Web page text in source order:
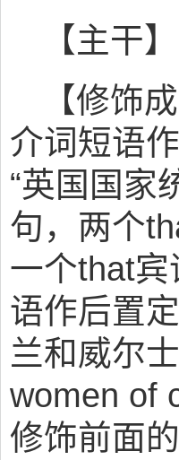
【主干
【修饰
介词短语
“英国国家
句，两个
一个that
语作后置
兰和威尔
women of
修饰前面